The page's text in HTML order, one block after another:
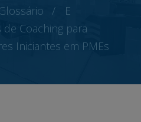
E
de Coaching para
Iniciantes em PMEs